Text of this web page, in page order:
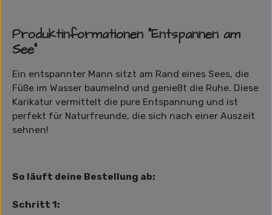
Produktinformationen "Entspannen am
See"
Ein entspannter Mann sitzt am Rand eines Sees, die
Füße im Wasser baumelnd und genießt die Ruhe. Diese
Karikatur vermittelt die pure Entspannung und ist
perfekt für Naturfreunde, die sich nach einer Auszeit
sehnen!
So läuft deine Bestellung ab:
Schritt 1: